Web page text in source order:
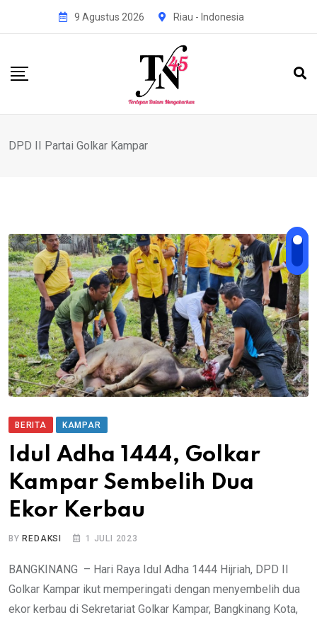
9 Agustus 2026 Riau - Indonesia
DPD II Partai Golkar Kampar
BERITA KAMPAR
Idul Adha 1444, Golkar
Kampar Sembelih Dua
Ekor Kerbau
BYREDAKSI 1 JULI 2023
BANGKINANG – Hari Raya Idul Adha 1444 Hijriah, DPD II
Golkar Kampar ikut memperingati dengan menyembelih dua
ekor kerbau di Sekretariat Golkar Kampar, Bangkinang Kota,